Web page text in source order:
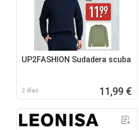
UP2FASHION Sudadera scuba
2 días 11,99 €